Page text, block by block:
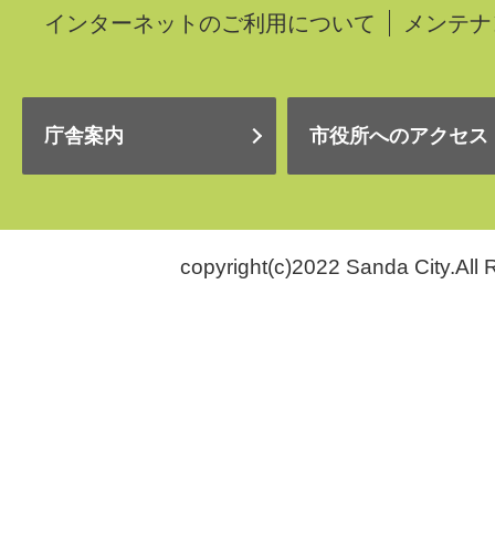
インターネットのご利用について
メンテ
庁舎案内 市役所へのアクセス
copyright(c)2022 Sanda City.All